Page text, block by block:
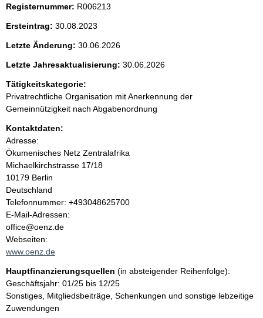
i
t
e
n
i
n
h
a
l
t
Registernummer: R006213
Ersteintrag: 30.08.2023
Letzte Änderung: 30.06.2026
Letzte Jahresaktualisierung: 30.06.2026
Tätigkeitskategorie:
Privatrechtliche Organisation mit Anerkennung der
Gemeinnützigkeit nach Abgabenordnung
Kontaktdaten:
Adresse:
Ökumenisches Netz Zentralafrika
Michaelkirchstrasse 17/18
10179 Berlin
Deutschland
K
o
n
t
a
t
i
n
f
Telefonnummer: +493048625700
E-Mail-Adressen:
office@oenz.de
Webseiten:
www.oenz.de
Hauptfinanzierungsquellen (in absteigender Reihenfolge):
Geschäftsjahr: 01/25 bis 12/25
Sonstiges, Mitgliedsbeiträge, Schenkungen und sonstige lebzeitige
Zuwendungen